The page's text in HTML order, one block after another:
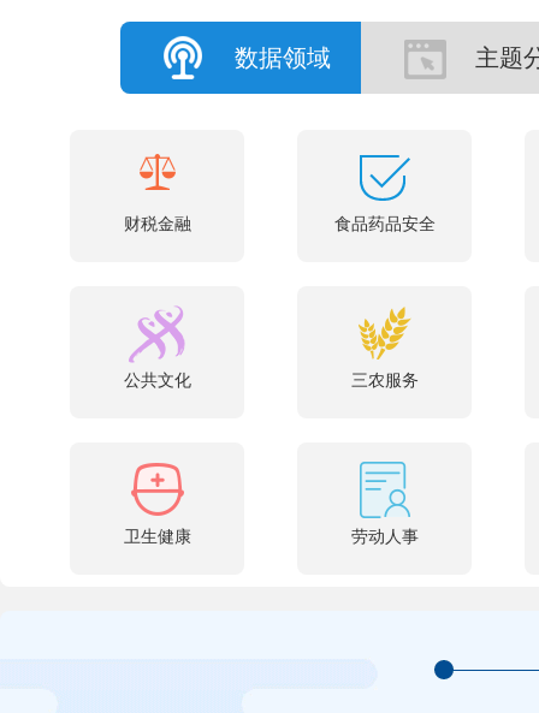
数据领域 主题
财税金融 食品药品安全
公共文化 三农服务
卫生健康 劳动人事